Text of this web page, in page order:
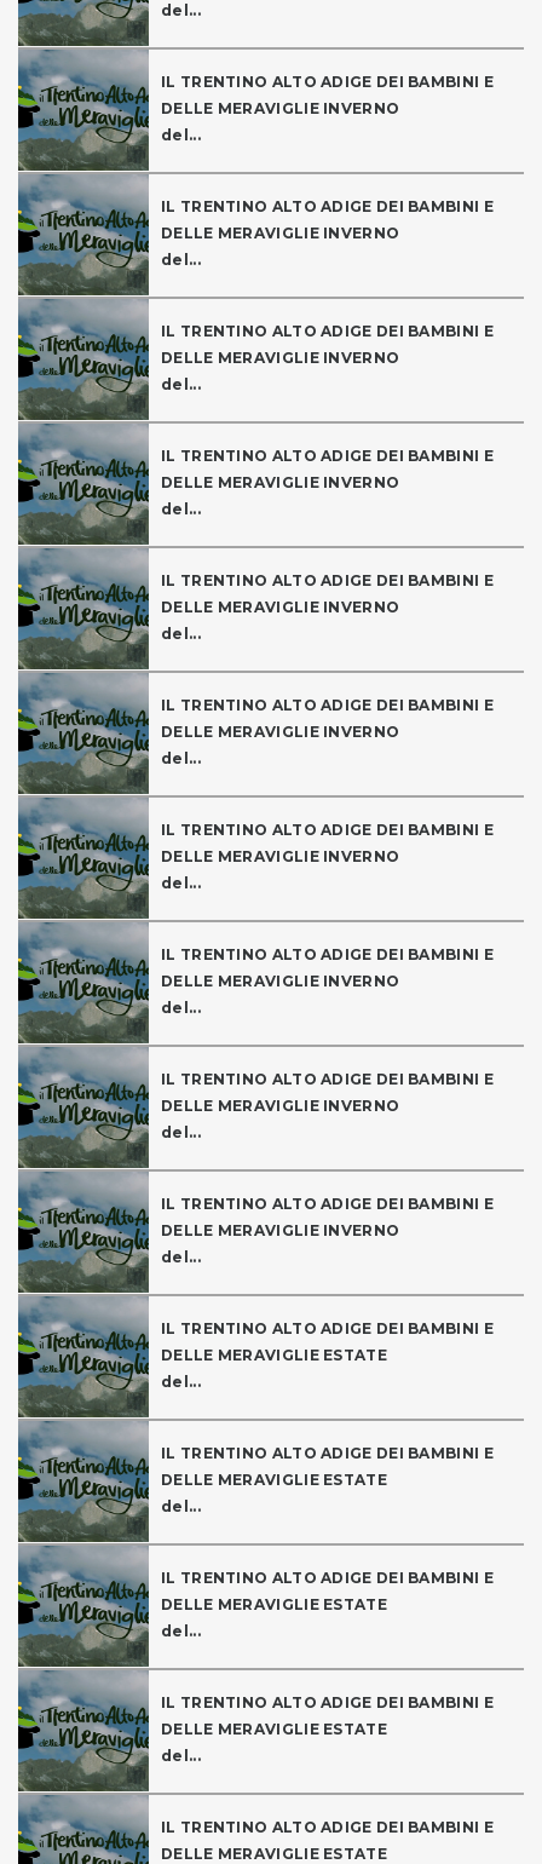
del...
IL TRENTINO ALTO ADIGE DEI BAMBINI E
DELLE MERAVIGLIE INVERNO
del...
IL TRENTINO ALTO ADIGE DEI BAMBINI E
DELLE MERAVIGLIE INVERNO
del...
IL TRENTINO ALTO ADIGE DEI BAMBINI E
DELLE MERAVIGLIE INVERNO
del...
IL TRENTINO ALTO ADIGE DEI BAMBINI E
DELLE MERAVIGLIE INVERNO
del...
IL TRENTINO ALTO ADIGE DEI BAMBINI E
DELLE MERAVIGLIE INVERNO
del...
IL TRENTINO ALTO ADIGE DEI BAMBINI E
DELLE MERAVIGLIE INVERNO
del...
IL TRENTINO ALTO ADIGE DEI BAMBINI E
DELLE MERAVIGLIE INVERNO
del...
IL TRENTINO ALTO ADIGE DEI BAMBINI E
DELLE MERAVIGLIE INVERNO
del...
IL TRENTINO ALTO ADIGE DEI BAMBINI E
DELLE MERAVIGLIE INVERNO
del...
IL TRENTINO ALTO ADIGE DEI BAMBINI E
DELLE MERAVIGLIE INVERNO
del...
IL TRENTINO ALTO ADIGE DEI BAMBINI E
DELLE MERAVIGLIE ESTATE
del...
IL TRENTINO ALTO ADIGE DEI BAMBINI E
DELLE MERAVIGLIE ESTATE
del...
IL TRENTINO ALTO ADIGE DEI BAMBINI E
DELLE MERAVIGLIE ESTATE
del...
IL TRENTINO ALTO ADIGE DEI BAMBINI E
DELLE MERAVIGLIE ESTATE
del...
IL TRENTINO ALTO ADIGE DEI BAMBINI E
DELLE MERAVIGLIE ESTATE